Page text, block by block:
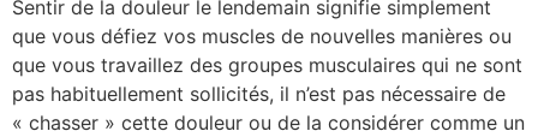
Sentir de la douleur le lendemain signifie simplement
que vous défiez vos muscles de nouvelles manières ou
que vous travaillez des groupes musculaires qui ne sont
pas habituellement sollicités, il n’est pas nécessaire de
« chasser » cette douleur ou de la considérer comme un